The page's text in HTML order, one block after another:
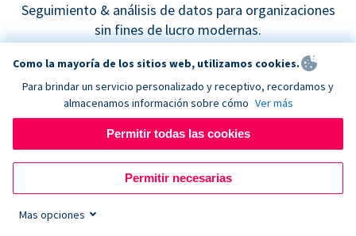
Seguimiento & análisis de datos para organizaciones
sin fines de lucro modernas.
Google Analytics
Descubre cuáles son los canales de recaudación de
fondos más efectivos y empieza a tomar decisiones
Como la mayoría de los sitios web, utilizamos cookies.
Para brindar un servicio personalizado y receptivo, recordamos y
almacenamos información sobre cómo Ver más
Permitir todas las cookies
Permitir necesarias
Mas opciones